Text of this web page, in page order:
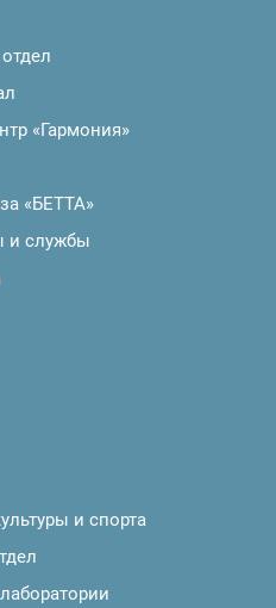
«Гармония»
«БЕТТА»
и службы
и спорта